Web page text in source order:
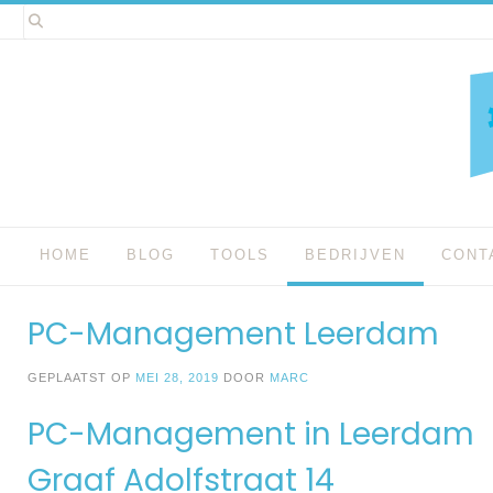
Spring
naar
HOME BLOG TOOLS BEDRIJVEN
PC-Management Leerdam
GEPLAATST OP MEI 28, 2019 DOOR MARC
PC-Management in Leerdam
Graaf Adolfstraat 14